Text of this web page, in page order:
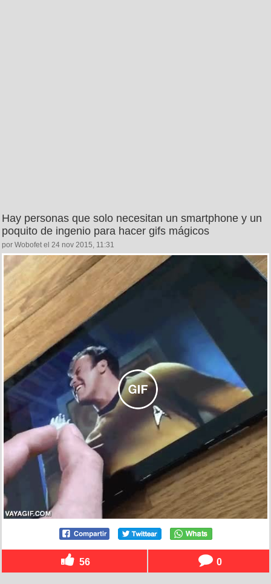
Hay personas que solo necesitan un smartphone y un
poquito de ingenio para hacer gifs mágicos
por Wobofet el 24 nov 2015, 11:31
56 0